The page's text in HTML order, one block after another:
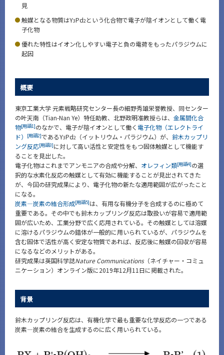
見
触媒となる物質はY3Pd2という化合物で電子が陰イオンとして働く電
子化物
優れた特性はイオン化しやすい電子と負の電荷をもったパラジウムに
起因
概要
東京工業大学 元素戦略研究センター長の細野秀雄栄誉教授、同センター
の叶天南（Tian-Nan Ye）特任助教、北野政明准教授らは、 金属間化合
物[用語1]のなかで、電子が陰イオンとして働く 電子化物（エレクトライ
ド）
[用語2]であるY3Pd2 （イットリウム・パラジウム）が、 鈴木カップリ
ング反応[用語3]に対して高い活性と安定性をもつ固体触媒として機能す
ることを見出した。
電子化物はこれまでアンモニアの合成や分解、 オレフィン類[用語4]の選
択的な水素化反応の触媒として有効に機能することが見出されてきた
が、今回の研究成果により、電子化物の新たな適用範囲が広がったこと
になる。
炭素―炭素の結合形成[用語5]は、有用な有機分子を合成するのに極めて
重要である。その中でも鈴木カップリング反応は取扱いが容易で適用範
囲が広いため、工業分野で広く応用されている。その触媒としては溶媒
に溶けるパラジウムの錯体が一般的に用いられているが、パラジウムを
含む固体で活性が高く安定な物質であれば、反応後に触媒の回収が容易
になるなどのメリットがある。
研究成果は英国科学誌Nature Communications（ネイチャー・コミュ
ニケーション）オンライン版に2019年12月11日に掲載された。
背景
鈴木カップリング反応は、有機化学で最も重要な化学反応の一つである
炭素―炭素の結合を生成するのに広く用いられている。
News
News 一覧
カテゴリ別
課程別
月別
イベントカレンダー
Event Calendar
サイト構成
CLOSE